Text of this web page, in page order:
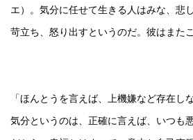
エ）。気分に任せて生きる人はみな、悲
苛立ち、怒り出すというのだ。彼はまた
「ほんとうを言えば、上機嫌など存在し
気分というのは、正確に言えば、いつも